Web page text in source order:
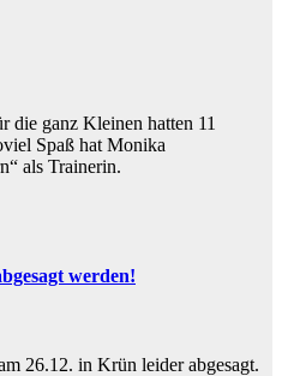
die ganz Kleinen hatten 11
Spaß hat Monika
als Trainerin.
werden!
26.12. in Krün leider abgesagt.